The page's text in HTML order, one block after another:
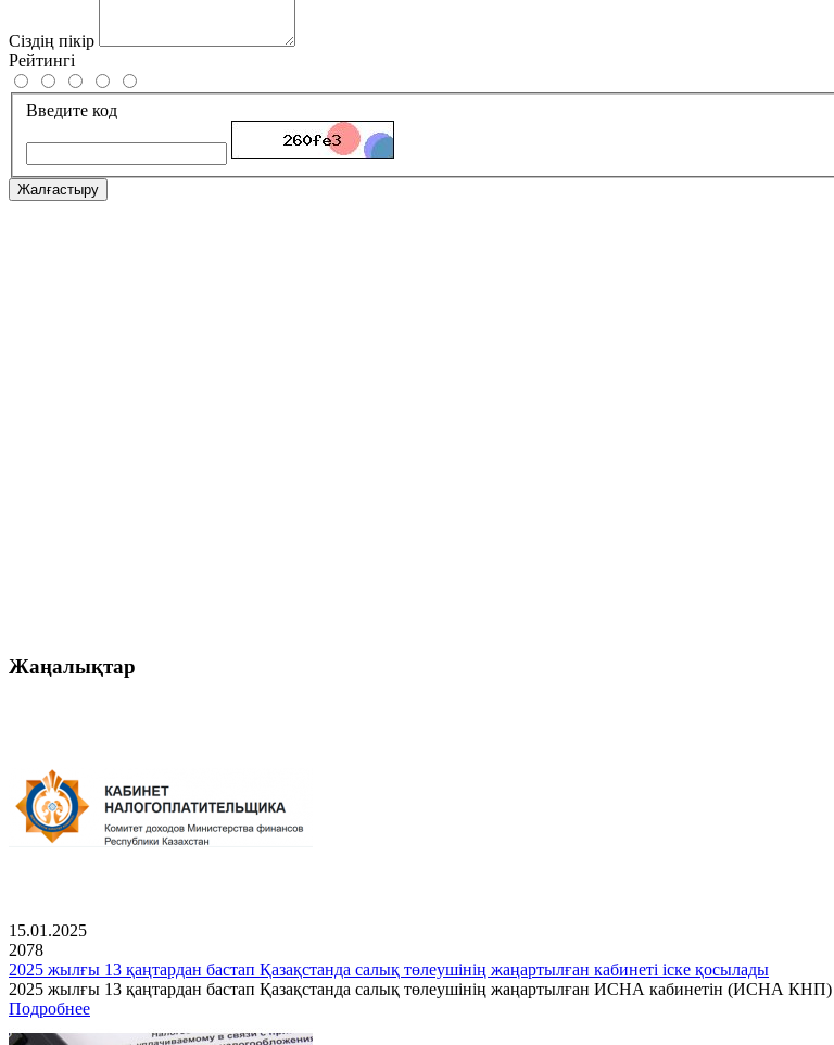
Сіздің пікір
Рейтингі
Введите код
Жалғастыру
Жаңалықтар
15.01.2025
2078
2025 жылғы 13 қаңтардан бастап Қазақстанда салық төлеушінің жаңартылған кабинеті іске қосылады
2025 жылғы 13 қаңтардан бастап Қазақстанда салық төлеушінің жаңартылған ИСНА кабинетін (ИСНА КНП)
Подробнее